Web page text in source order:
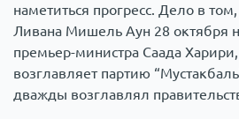
наметиться прогресс. Дело в
Ливана Мишель Аун 28 октября
премьер-министра Саада
возглавляет партию
дважды возглавлял